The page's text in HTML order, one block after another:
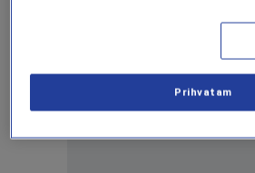
Pogledajte težak
Kilingtonu (VIDEO)
OSTALI SPORTOVI|30. nov.|
Prihvatam